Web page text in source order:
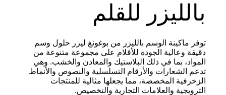
بالليزر للقلم
توفر ماكينة الوسم بالليزر من بوغونغ ليزر حلول وسم
دقيقة وعالية الجودة للأقلام على مجموعة متنوعة من
المواد، بما في ذلك البلاستيك والمعادن والخشب. وهي
تدعم الشعارات والأرقام التسلسلية والنصوص والأنماط
الزخرفية المخصصة، مما يجعلها مثالية للمنتجات
الترويجية والعلامات التجارية والتخصيص.